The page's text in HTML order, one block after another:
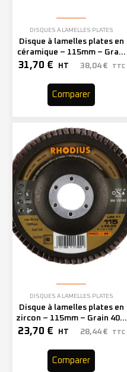
DISQUES À LAMELLES PLATES
Disque à lamelles plates en
céramique – 115mm – Grain
40 – 210619 (x10)
31,70 € HT 38,04 € TTC
Comparer
DISQUES À LAMELLES PLATES
Disque à lamelles plates en
zircon – 115mm – Grain 40 –
202767 (x10)
23,70 € HT 28,44 € TTC
Comparer